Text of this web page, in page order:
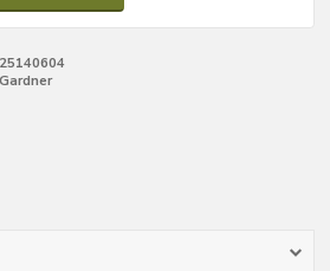
25140604
Gardner